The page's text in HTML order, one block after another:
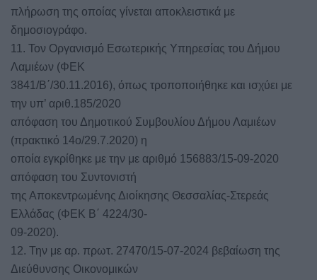
πλήρωση της οποίας γίνεται αποκλειστικά με
δημοσιογράφο.
11. Τον Οργανισμό Εσωτερικής Υπηρεσίας του Δήμου
Λαμιέων (ΦΕΚ
3841/Β΄/30.11.2016), όπως τροποποιήθηκε και ισχύει με
την υπ’ αριθ.185/2020
απόφαση του Δημοτικού Συμβουλίου Δήμου Λαμιέων
(πρακτικό 14ο/29.7.2020) η
οποία εγκρίθηκε με την με αριθμό 156883/15-09-2020
απόφαση του Συντονιστή
της Αποκεντρωμένης Διοίκησης Θεσσαλίας-Στερεάς
Ελλάδας (ΦΕΚ Β΄ 4224/30-
09-2020).
12. Την με αρ. πρωτ. 27470/15-07-2024 βεβαίωση της
Διεύθυνσης Οικονομικών